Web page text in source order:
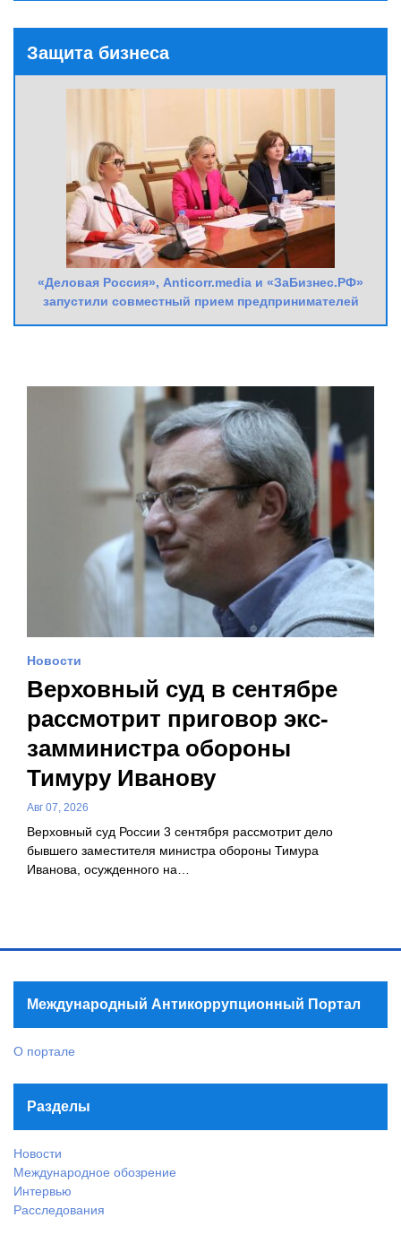
Защита бизнеса
«Деловая Россия», Anticorr.media и «ЗаБизнес.РФ»
запустили совместный прием предпринимателей
Новости
Верховный суд в сентябре
рассмотрит приговор экс-
замминистра обороны
Тимуру Иванову
Авг 07, 2026
Верховный суд России 3 сентября рассмотрит дело
бывшего заместителя министра обороны Тимура
Иванова, осужденного на…
Международный Антикоррупционный Портал
О портале
Разделы
Новости
Международное обозрение
Интервью
Расследования